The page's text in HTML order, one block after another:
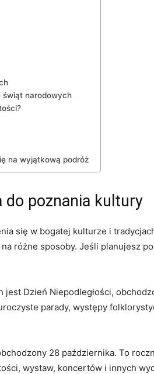
świąt narodowych
na ‍wyjątkową podróż
do poznania kultury
się​ w bogatej⁣ kulturze i
różne ⁢sposoby. Jeśli planujesz
Dzień ⁢Niepodległości,
parady, występy
28 października. ⁣To
wystaw, koncertów i innych